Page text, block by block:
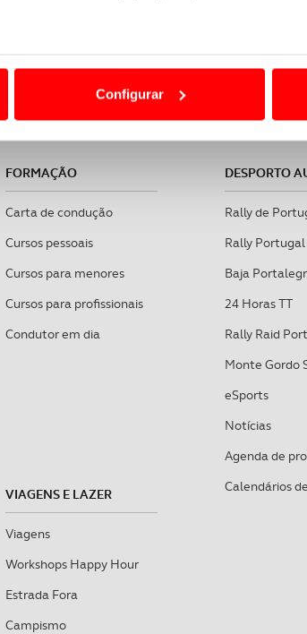
digital, personalizar conteúdos e
para analisar dados de navegação no
relativa à sua utilização do nosso site de
de dados pessoais serão
necessário no contexto dos
de Cookies e tecnologias similares pode ter
Configurar
e Turismo, Lda. | RNAVT 1859 | Sede:
FORMAÇÃO
Carta de condução
Cursos pessoais
Cursos para menores
Cursos para profissionais
Condutor em dia
VIAGENS E LAZER
Viagens
Workshops Happy Hour
Estrada Fora
Campismo
DESPORTO
Rally de
Rally
Baja
24 Horas TT
Rally Raid
Monte Gordo
eSports
Notícias
Agenda de
Calendários